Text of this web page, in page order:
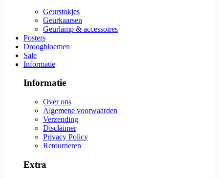
Geurstokjes
Geurkaarsen
Geurlamp & accessoires
Posters
Droogbloemen
Sale
Informatie
Informatie
Over ons
Algemene voorwaarden
Verzending
Disclaimer
Privacy Policy
Retourneren
Extra